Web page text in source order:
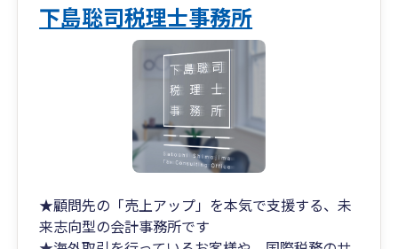
下島聡司税理士事務所
★顧問先の「売上アップ」を本気で支援する、未
来志向型の会計事務所です